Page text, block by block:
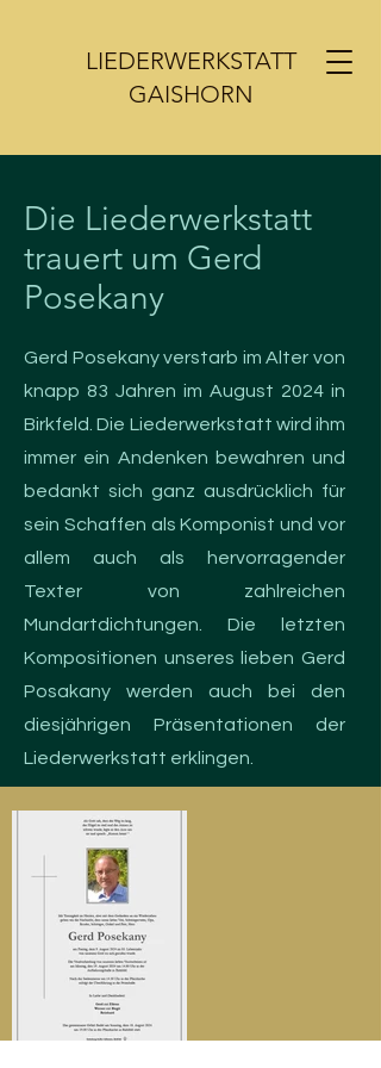
LIEDERWERKSTATT
GAISHORN
Die Liederwerkstatt
trauert um Gerd
Posekany
Gerd Posekany verstarb im Alter von
knapp 83 Jahren im August 2024 in
Birkfeld. Die Liederwerkstatt wird ihm
immer ein Andenken bewahren und
bedankt sich ganz ausdrücklich für
sein Schaffen als Komponist und vor
allem auch als hervorragender
Texter von zahlreichen
Mundartdichtungen. Die letzten
Kompositionen unseres lieben Gerd
Posakany werden auch bei den
diesjährigen Präsentationen der
Liederwerkstatt erklingen.